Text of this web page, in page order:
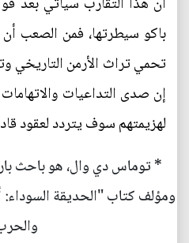
باكو سيطرتها، فمن الصعب
تحمي تراث الأرمن التاريخي
إن صدى التداعيات والاتهامات
لهزيمتهم سوف يتردد لعقود
* توماس دي وال، هو باحث
ومؤلف كتاب "الحديقة السوداء: